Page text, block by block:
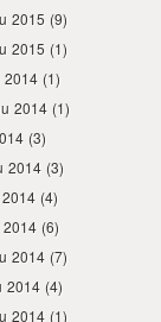
2015 (9)
2015 (1)
2014 (1)
2014 (1)
(3)
2014 (3)
(4)
2014 (6)
2014 (7)
2014 (4)
2014 (1)